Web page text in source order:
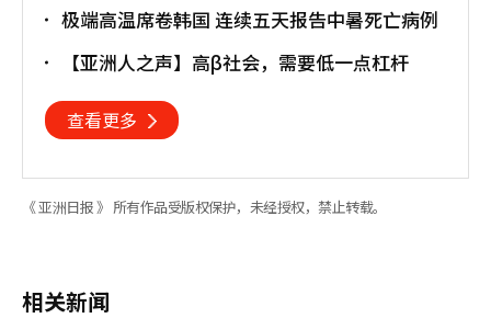
极端高温席卷韩国 连续五天报告中暑死亡病例
【亚洲人之声】高β社会，需要低一点杠杆
查看更多
《 亚洲日报 》 所有作品受版权保护，未经授权，禁止转载。
相关新闻